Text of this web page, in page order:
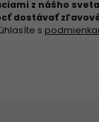
z nášho
dostávať
s